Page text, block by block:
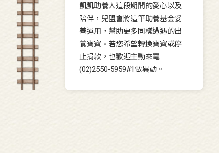
凱凱助養人這段期間的愛心以及
陪伴，兒盟會將這筆助養基金妥
善運用，幫助更多同樣遭遇的出
養寶寶。若您希望轉換寶寶或停
止捐款，也歡迎主動來電
(02)2550-5959#1做異動。